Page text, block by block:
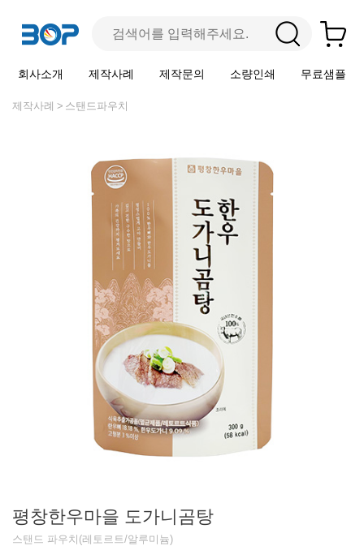
회사소개 제작사례 제작문의 소량인쇄 무료샘플
제작사례 스탠드파우치
평창한우마을 도가니곰탕
스탠드 파우치(레토르트/알루미늄)